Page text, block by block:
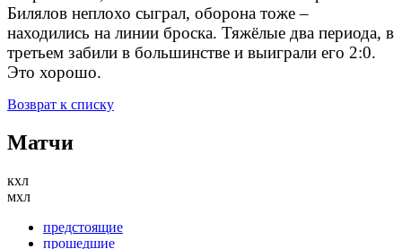
Билялов неплохо сыграл, оборона тоже –
находились на линии броска. Тяжёлые два периода, в
третьем забили в большинстве и выиграли его 2:0.
Это хорошо.
Возврат к списку
Матчи
кхл
мхл
предстоящие
прошедшие